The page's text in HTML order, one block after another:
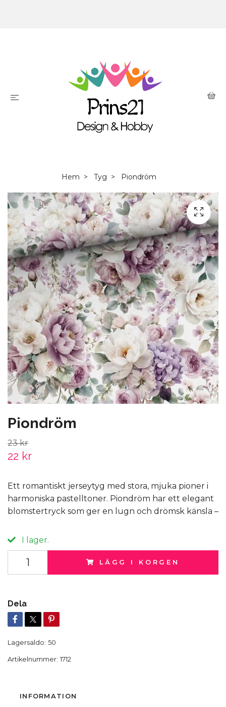
Hem Tyg Piondröm
Piondröm
23 kr
22 kr
Ett romantiskt jerseytyg med stora, mjuka pioner i
harmoniska pastelltoner. Piondröm har ett elegant
blomstertryck som ger en lugn och drömsk känsla –
I lager.
LÄGG I KORGEN
Dela
Lagersaldo: 50
Artikelnummer: 1712
INFORMATION